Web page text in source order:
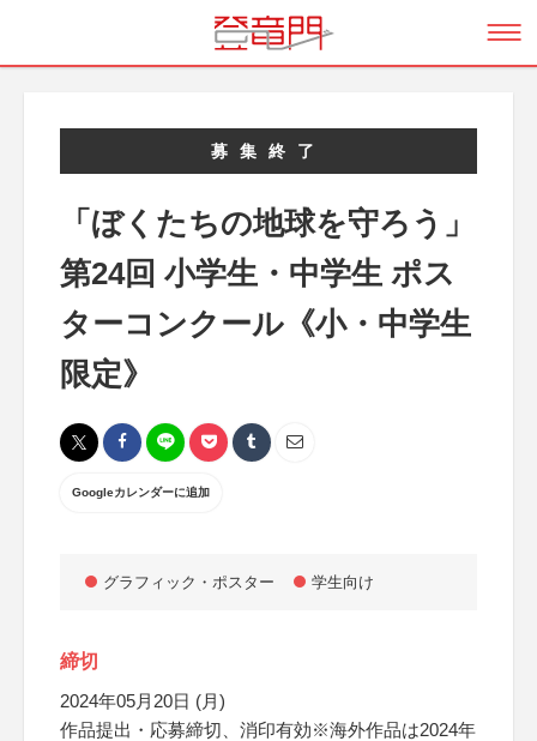
募集終了
「ぼくたちの地球を守ろう」
第24回 小学生・中学生 ポス
ターコンクール《小・中学生
限定》
Googleカレンダーに追加
グラフィック・ポスター 学生向け
締切
2024年05月20日 (月)
作品提出・応募締切、消印有効※海外作品は2024年